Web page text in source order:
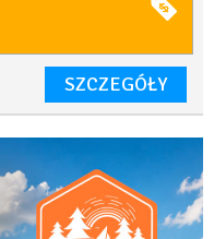
SZCZEGÓŁY